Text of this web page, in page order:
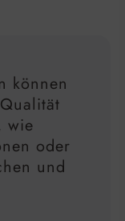
können
wie
oder
und